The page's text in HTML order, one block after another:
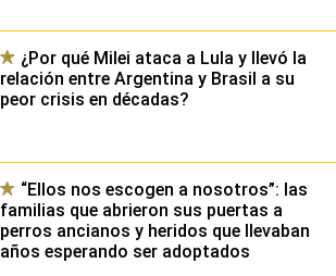
¿Por qué Milei ataca a Lula y llevó la
relación entre Argentina y Brasil a su
peor crisis en décadas?
“Ellos nos escogen a nosotros”: las
familias que abrieron sus puertas a
perros ancianos y heridos que llevaban
años esperando ser adoptados